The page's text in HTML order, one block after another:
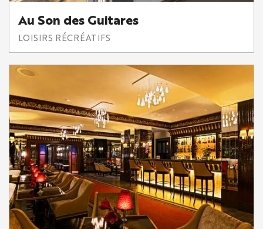
Au Son des Guitares
LOISIRS RÉCRÉATIFS